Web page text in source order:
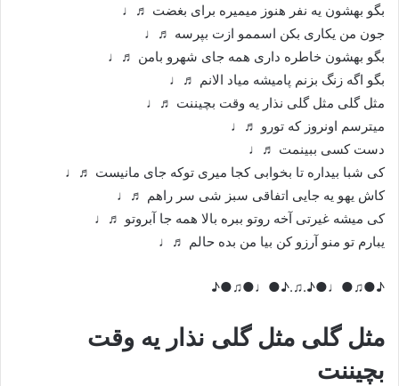
بگو بهشون یه نفر هنوز میمیره برای بغضت ♬♩
جون من یکاری بکن اسممو ازت بپرسه ♬♩
بگو بهشون خاطره داری همه جای شهرو بامن ♬♩
بگو اگه زنگ بزنم پامیشه میاد الانم ♬♩
مثل گلی مثل گلی نذار یه وقت بچیننت ♬♩
میترسم اونروز که تورو ♬♩
دست کسی ببینمت ♬♩
کی شبا بیداره تا بخوابی کجا میری توکه جای مانیست ♬♩
کاش یهو یه جایی اتفاقی سبز شی سر راهم ♬♩
کی میشه غیرتی آخه روتو ببره بالا همه جا آبروتو ♬♩
یبارم تو منو آرزو کن بیا من بده حالم ♬♩
♪●♫●♩●♪.♫.♪●♩●♫●♪
مثل گلی مثل گلی نذار یه وقت
بچیننت